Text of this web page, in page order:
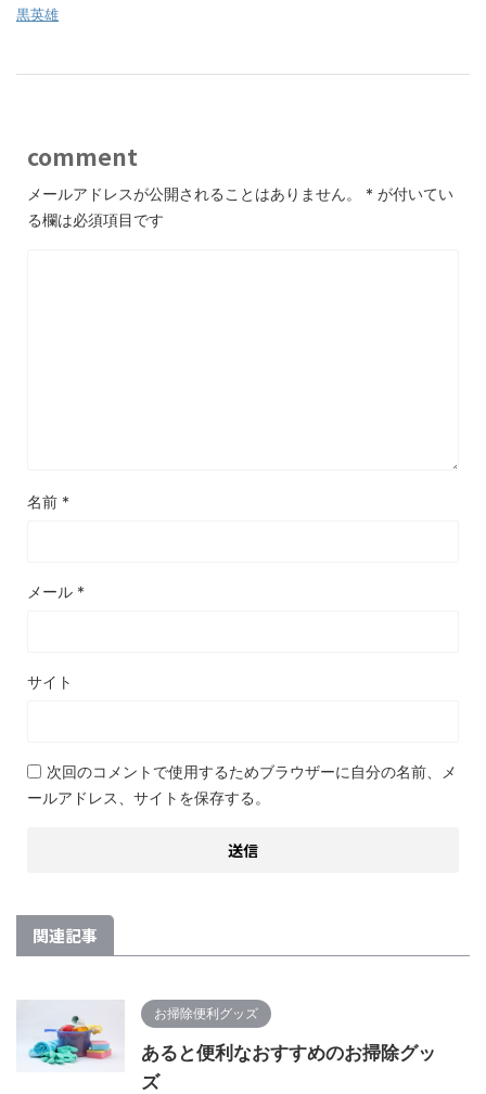
黒英雄
comment
メールアドレスが公開されることはありません。 * が付いてい
る欄は必須項目です
名前 *
メール *
サイト
次回のコメントで使用するためブラウザーに自分の名前、メ
ールアドレス、サイトを保存する。
関連記事
お掃除便利グッズ
あると便利なおすすめのお掃除グッ
ズ